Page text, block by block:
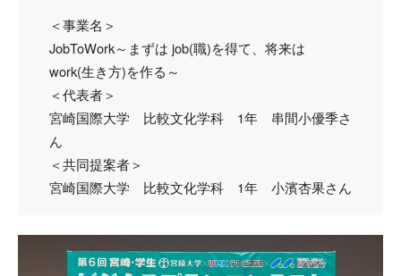
＜事業名＞
JobToWork～まずは job(職)を得て、将来は
work(生き方)を作る～
＜代表者＞
宮崎国際大学 比較文化学科 1年 串間小優季さ
ん
＜共同提案者＞
宮崎国際大学 比較文化学科 1年 小濱杏果さん